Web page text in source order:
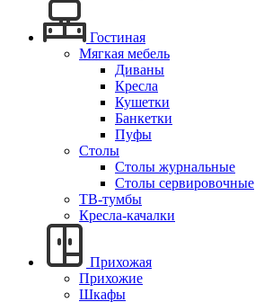
Гостиная
Мягкая мебель
Диваны
Кресла
Кушетки
Банкетки
Пуфы
Столы
Столы журнальные
Столы сервировочные
ТВ-тумбы
Кресла-качалки
Прихожая
Прихожие
Шкафы